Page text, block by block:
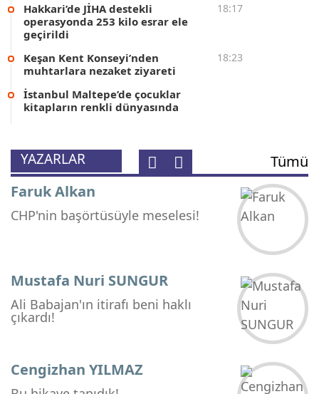
Hakkari’de JİHA destekli
operasyonda 253 kilo esrar ele
geçirildi
18:17
Keşan Kent Konseyi’nden
muhtarlara nezaket ziyareti
18:23
İstanbul Maltepe’de çocuklar
kitapların renkli dünyasında
YAZARLAR Tümü
Ömer Faruk Sarı
OPERASYON ÇOCUKLARI
Havva Koç
Birlik, Beraberlik ve Dayanışma Ruhu!
Faruk Alkan
CHP'nin başörtüsüyle meselesi!
Mustafa Nuri SUNGUR
Ali Babajan'ın itirafı beni haklı
çıkardı!
Cengizhan YILMAZ